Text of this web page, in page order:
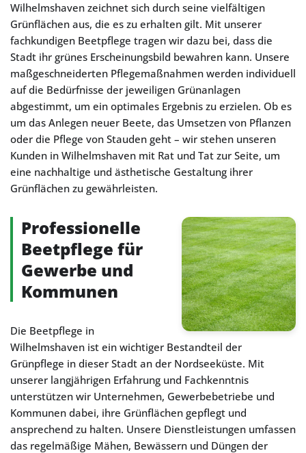
Wilhelmshaven zeichnet sich durch seine vielfältigen
Grünflächen aus, die es zu erhalten gilt. Mit unserer
fachkundigen Beetpflege tragen wir dazu bei, dass die
Stadt ihr grünes Erscheinungsbild bewahren kann. Unsere
maßgeschneiderten Pflegemaßnahmen werden individuell
auf die Bedürfnisse der jeweiligen Grünanlagen
abgestimmt, um ein optimales Ergebnis zu erzielen. Ob es
um das Anlegen neuer Beete, das Umsetzen von Pflanzen
oder die Pflege von Stauden geht – wir stehen unseren
Kunden in Wilhelmshaven mit Rat und Tat zur Seite, um
eine nachhaltige und ästhetische Gestaltung ihrer
Grünflächen zu gewährleisten.
Professionelle
Beetpflege für
Gewerbe und
Kommunen
Die Beetpflege in
Wilhelmshaven ist ein wichtiger Bestandteil der
Grünpflege in dieser Stadt an der Nordseeküste. Mit
unserer langjährigen Erfahrung und Fachkenntnis
unterstützen wir Unternehmen, Gewerbebetriebe und
Kommunen dabei, ihre Grünflächen gepflegt und
ansprechend zu halten. Unsere Dienstleistungen umfassen
das regelmäßige Mähen, Bewässern und Düngen der